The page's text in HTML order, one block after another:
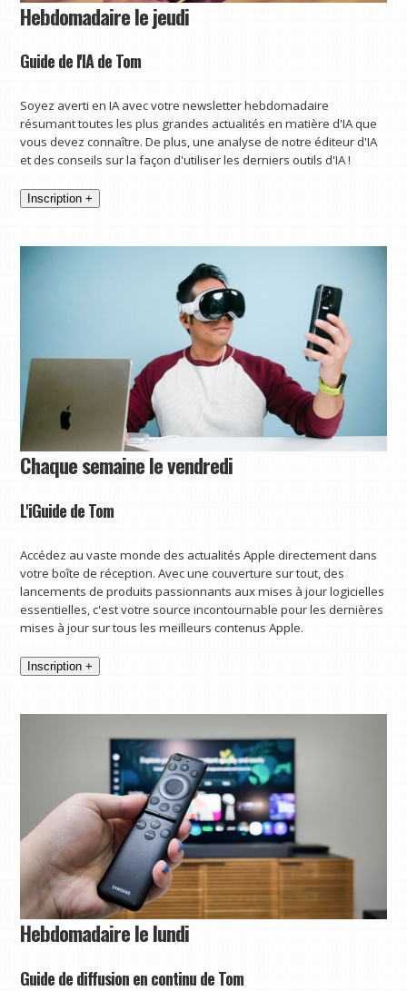
Hebdomadaire le jeudi
Guide de l'IA de Tom
Soyez averti en IA avec votre newsletter hebdomadaire
résumant toutes les plus grandes actualités en matière d'IA que
vous devez connaître. De plus, une analyse de notre éditeur d'IA
et des conseils sur la façon d'utiliser les derniers outils d'IA !
Inscription +
Chaque semaine le vendredi
L'iGuide de Tom
Accédez au vaste monde des actualités Apple directement dans
votre boîte de réception. Avec une couverture sur tout, des
lancements de produits passionnants aux mises à jour logicielles
essentielles, c'est votre source incontournable pour les dernières
mises à jour sur tous les meilleurs contenus Apple.
Inscription +
Hebdomadaire le lundi
Guide de diffusion en continu de Tom